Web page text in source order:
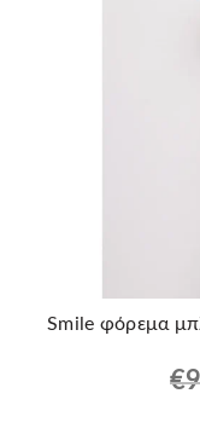
Smile φόρεμα
€